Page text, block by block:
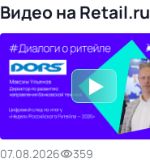
Видео на Retail.ru
07.08.2026
359